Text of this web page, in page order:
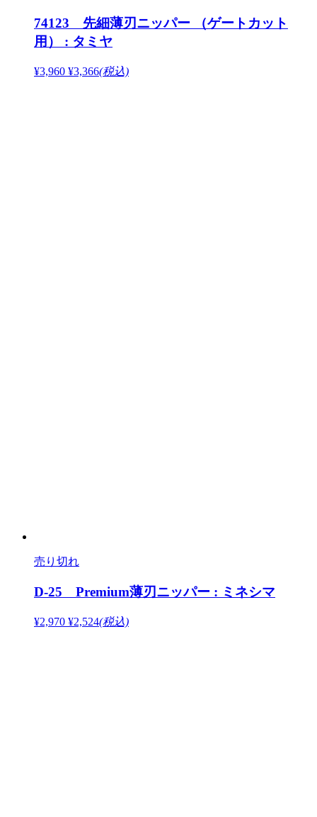
74123 先細薄刃ニッパー （ゲートカット
用） : タミヤ
¥3,960 ¥3,366(税込)
売り切れ
D-25 Premium薄刃ニッパー : ミネシマ
¥2,970 ¥2,524(税込)